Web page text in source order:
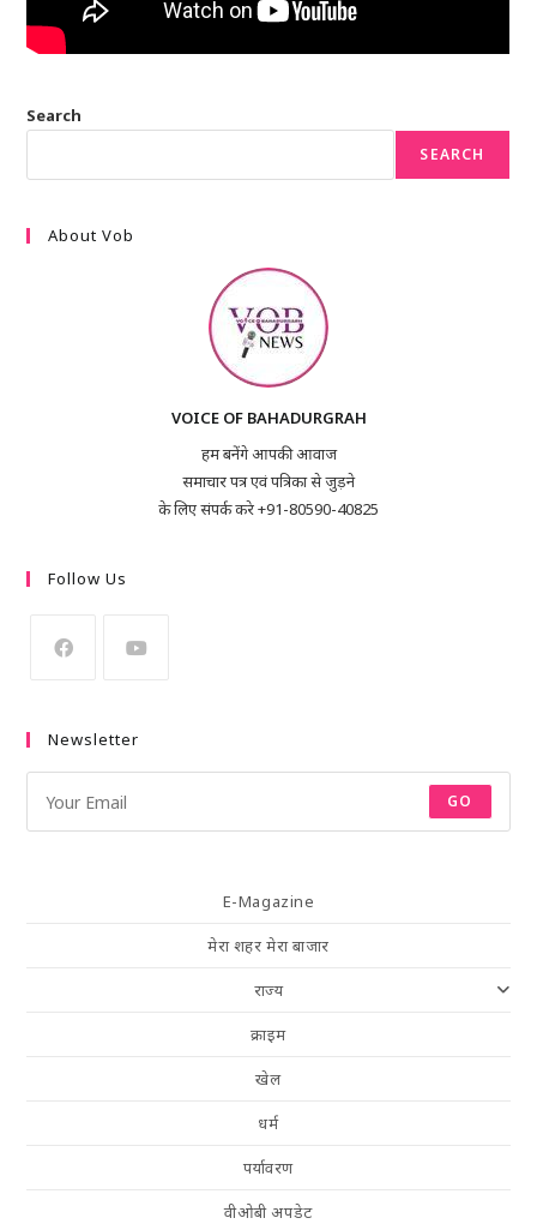
Search
SEARCH
About Vob
VOICE OF BAHADURGRAH
हम बनेंगे आपकी आवाज
समाचार पत्र एवं पत्रिका से जुड़ने
के लिए संपर्क करे +91-80590-40825
Follow Us
Newsletter
GO
E-Magazine
मेरा शहर मेरा बाजार
राज्य
क्राइम
खेल
धर्म
पर्यावरण
वीओबी अपडेट